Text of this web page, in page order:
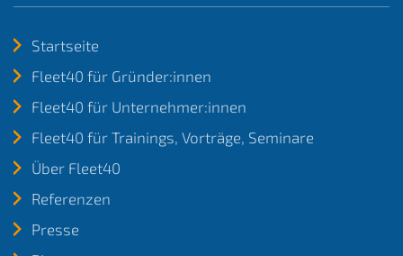
Startseite
Fleet40 für Gründer:innen
Fleet40 für Unternehmer:innen
Fleet40 für Trainings, Vorträge, Seminare
Über Fleet40
Referenzen
Presse